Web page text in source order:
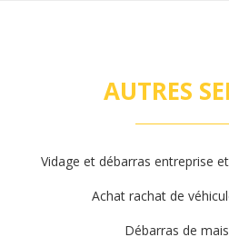
AUTRES
Vidage et débarras entreprise
Achat rachat de
Débarras de